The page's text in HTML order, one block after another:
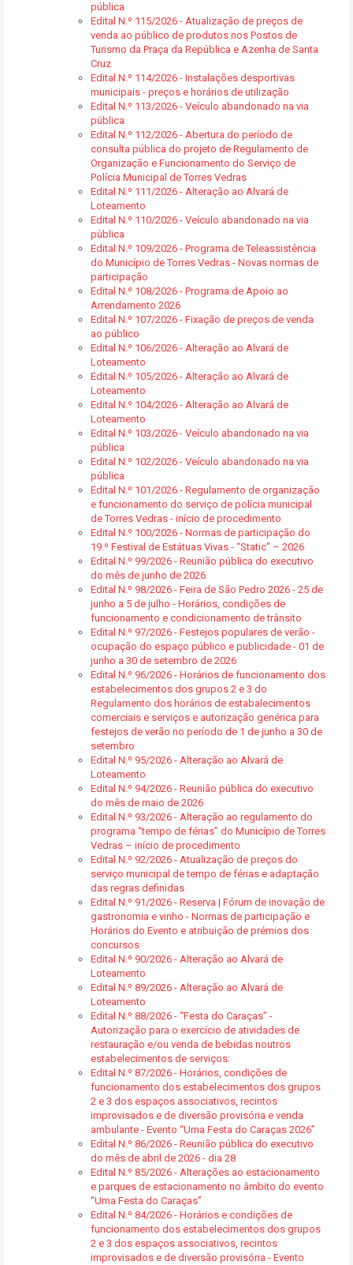
pública
Edital N.º 115/2026 - Atualização de preços de
venda ao público de produtos nos Postos de
Turismo da Praça da República e Azenha de Santa
Cruz
Edital N.º 114/2026 - Instalações desportivas
municipais - preços e horários de utilização
Edital N.º 113/2026 - Veículo abandonado na via
pública
Edital N.º 112/2026 - Abertura do período de
consulta pública do projeto de Regulamento de
Organização e Funcionamento do Serviço de
Polícia Municipal de Torres Vedras
Edital N.º 111/2026 - Alteração ao Alvará de
Loteamento
Edital N.º 110/2026 - Veículo abandonado na via
pública
Edital N.º 109/2026 - Programa de Teleassistência
do Município de Torres Vedras - Novas normas de
participação
Edital N.º 108/2026 - Programa de Apoio ao
Arrendamento 2026
Edital N.º 107/2026 - Fixação de preços de venda
ao público
Edital N.º 106/2026 - Alteração ao Alvará de
Loteamento
Edital N.º 105/2026 - Alteração ao Alvará de
Loteamento
Edital N.º 104/2026 - Alteração ao Alvará de
Loteamento
Edital N.º 103/2026 - Veículo abandonado na via
pública
Edital N.º 102/2026 - Veículo abandonado na via
pública
Edital N.º 101/2026 - Regulamento de organização
e funcionamento do serviço de polícia municipal
de Torres Vedras - início de procedimento
Edital N.º 100/2026 - Normas de participação do
19.º Festival de Estátuas Vivas - “Static” – 2026
Edital N.º 99/2026 - Reunião pública do executivo
do mês de junho de 2026
Edital N.º 98/2026 - Feira de São Pedro 2026 - 25 de
junho a 5 de julho - Horários, condições de
funcionamento e condicionamento de trânsito
Edital N.º 97/2026 - Festejos populares de verão -
ocupação do espaço público e publicidade - 01 de
junho a 30 de setembro de 2026
Edital N.º 96/2026 - Horários de funcionamento dos
estabelecimentos dos grupos 2 e 3 do
Regulamento dos horários de estabalecimentos
comerciais e serviços e autorização genérica para
festejos de verão no período de 1 de junho a 30 de
setembro
Edital N.º 95/2026 - Alteração ao Alvará de
Loteamento
Edital N.º 94/2026 - Reunião pública do executivo
do mês de maio de 2026
Edital N.º 93/2026 - Alteração ao regulamento do
programa “tempo de férias” do Município de Torres
Vedras – início de procedimento
Edital N.º 92/2026 - Atualização de preços do
serviço municipal de tempo de férias e adaptação
das regras definidas
Edital N.º 91/2026 - Reserva | Fórum de inovação de
gastronomia e vinho - Normas de participação e
Horários do Evento e atribuição de prémios dos
concursos
Edital N.º 90/2026 - Alteração ao Alvará de
Loteamento
Edital N.º 89/2026 - Alteração ao Alvará de
Loteamento
Edital N.º 88/2026 - “Festa do Caraças” -
Autorização para o exercício de atividades de
restauração e/ou venda de bebidas noutros
estabelecimentos de serviços:
Edital N.º 87/2026 - Horários, condições de
funcionamento dos estabelecimentos dos grupos
2 e 3 dos espaços associativos, recintos
improvisados e de diversão provisória e venda
ambulante - Evento “Uma Festa do Caraças 2026”
Edital N.º 86/2026 - Reunião pública do executivo
do mês de abril de 2026 - dia 28
Edital N.º 85/2026 - Alterações ao estacionamento
e parques de estacionamento no âmbito do evento
“Uma Festa do Caraças”
Edital N.º 84/2026 - Horários e condições de
funcionamento dos estabelecimentos dos grupos
2 e 3 dos espaços associativos, recintos
improvisados e de diversão provisória - Evento